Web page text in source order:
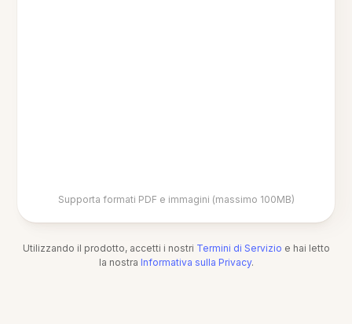
Supporta formati PDF e immagini (massimo 100MB)
Utilizzando il prodotto, accetti i nostri Termini di Servizio e hai letto
la nostra Informativa sulla Privacy.